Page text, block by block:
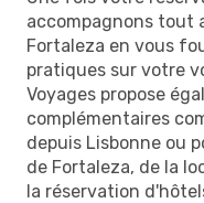
accompagnons tout
Fortaleza en vous
pratiques sur votre
Voyages propose
complémentaires
depuis Lisbonne ou
de Fortaleza, de la
la réservation